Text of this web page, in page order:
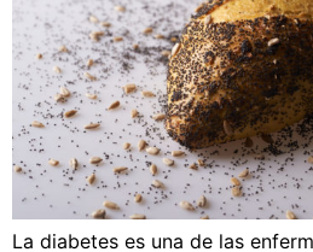
La diabetes es una de las